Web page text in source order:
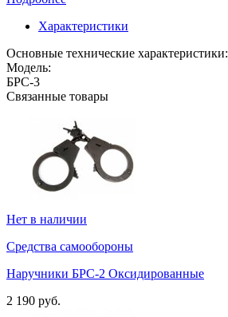
Характеристики
Основные технические характеристики:
Модель:
БРС-3
Связанные товары
Нет в наличии
Средства самообороны
Наручники БРС-2 Оксидированные
2 190 руб.